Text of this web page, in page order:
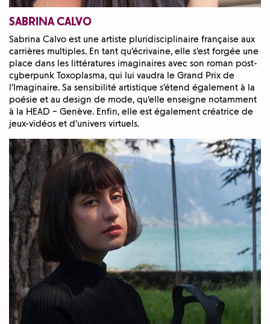
SABRINA CALVO
Sabrina Calvo est une artiste pluridisciplinaire française aux
carrières multiples. En tant qu’écrivaine, elle s’est forgée une
place dans les littératures imaginaires avec son roman post-
cyberpunk Toxoplasma, qui lui vaudra le Grand Prix de
l’Imaginaire. Sa sensibilité artistique s’étend également à la
poésie et au design de mode, qu’elle enseigne notamment
à la HEAD – Genève. Enfin, elle est également créatrice de
jeux-vidéos et d’univers virtuels.